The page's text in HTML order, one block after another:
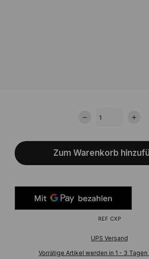
Zum Warenkorb
REF CXP
UPS Versand
Vorrätige Artikel werden in 1 - 3